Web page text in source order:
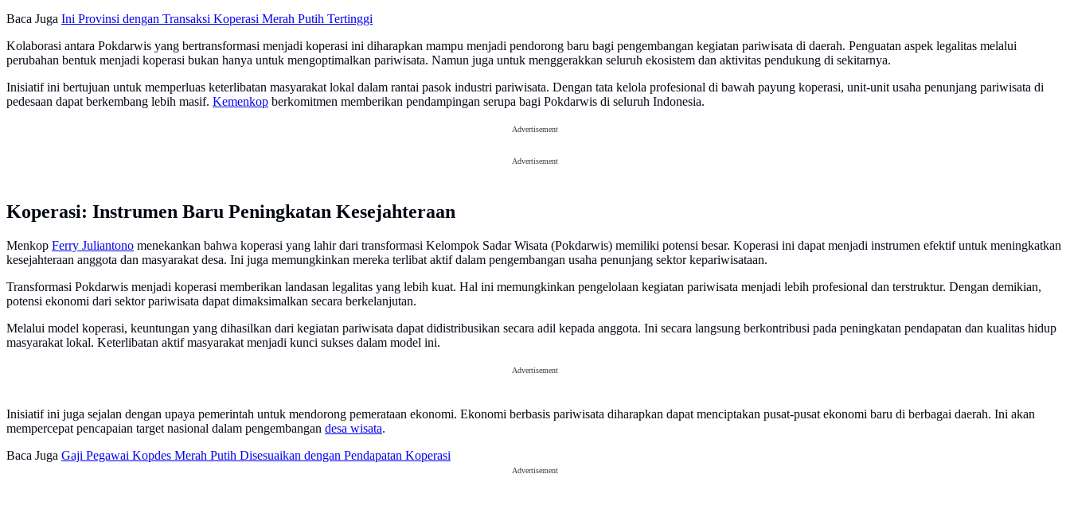
Baca Juga Ini Provinsi dengan Transaksi Koperasi Merah Putih Tertinggi
Kolaborasi antara Pokdarwis yang bertransformasi menjadi koperasi ini diharapkan mampu menjadi pendorong baru bagi pengembangan kegiatan pariwisata di daerah. Penguatan aspek legalitas melalui
perubahan bentuk menjadi koperasi bukan hanya untuk mengoptimalkan pariwisata. Namun juga untuk menggerakkan seluruh ekosistem dan aktivitas pendukung di sekitarnya.
Inisiatif ini bertujuan untuk memperluas keterlibatan masyarakat lokal dalam rantai pasok industri pariwisata. Dengan tata kelola profesional di bawah payung koperasi, unit-unit usaha penunjang pariwisata di
pedesaan dapat berkembang lebih masif. Kemenkop berkomitmen memberikan pendampingan serupa bagi Pokdarwis di seluruh Indonesia.
Advertisement
Advertisement
Koperasi: Instrumen Baru Peningkatan Kesejahteraan
Menkop Ferry Juliantono menekankan bahwa koperasi yang lahir dari transformasi Kelompok Sadar Wisata (Pokdarwis) memiliki potensi besar. Koperasi ini dapat menjadi instrumen efektif untuk meningkatkan
kesejahteraan anggota dan masyarakat desa. Ini juga memungkinkan mereka terlibat aktif dalam pengembangan usaha penunjang sektor kepariwisataan.
Transformasi Pokdarwis menjadi koperasi memberikan landasan legalitas yang lebih kuat. Hal ini memungkinkan pengelolaan kegiatan pariwisata menjadi lebih profesional dan terstruktur. Dengan demikian,
potensi ekonomi dari sektor pariwisata dapat dimaksimalkan secara berkelanjutan.
Melalui model koperasi, keuntungan yang dihasilkan dari kegiatan pariwisata dapat didistribusikan secara adil kepada anggota. Ini secara langsung berkontribusi pada peningkatan pendapatan dan kualitas hidup
masyarakat lokal. Keterlibatan aktif masyarakat menjadi kunci sukses dalam model ini.
Advertisement
Inisiatif ini juga sejalan dengan upaya pemerintah untuk mendorong pemerataan ekonomi. Ekonomi berbasis pariwisata diharapkan dapat menciptakan pusat-pusat ekonomi baru di berbagai daerah. Ini akan
mempercepat pencapaian target nasional dalam pengembangan desa wisata.
Baca Juga Gaji Pegawai Kopdes Merah Putih Disesuaikan dengan Pendapatan Koperasi
Advertisement